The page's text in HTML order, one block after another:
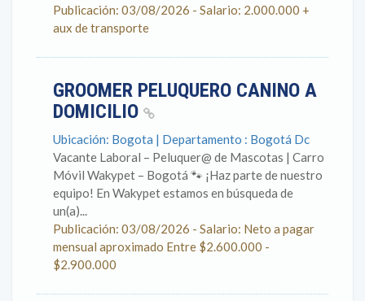
Publicación: 03/08/2026 - Salario: 2.000.000 +
aux de transporte
GROOMER PELUQUERO CANINO A
DOMICILIO
Ubicación: Bogota | Departamento : Bogotá Dc
Vacante Laboral – Peluquer@ de Mascotas | Carro
Móvil Wakypet – Bogotá 🐾 ¡Haz parte de nuestro
equipo! En Wakypet estamos en búsqueda de
un(a)...
Publicación: 03/08/2026 - Salario: Neto a pagar
mensual aproximado Entre $2.600.000 -
$2.900.000